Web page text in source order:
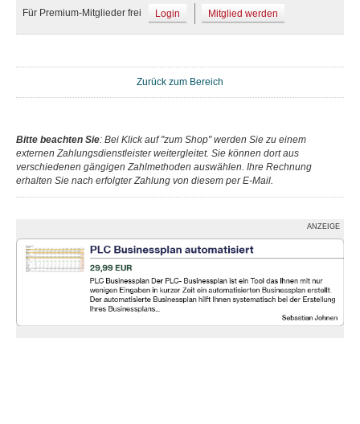
Für Premium-Mitglieder frei Login Mitglied werden
Zurück zum Bereich
Bitte beachten Sie: Bei Klick auf "zum Shop" werden Sie zu einem
externen Zahlungsdienstleister weitergleitet. Sie können dort aus
verschiedenen gängigen Zahlmethoden auswählen. Ihre Rechnung
erhalten Sie nach erfolgter Zahlung von diesem per E-Mail.
ANZEIGE